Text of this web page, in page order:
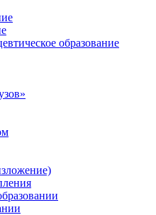
образование